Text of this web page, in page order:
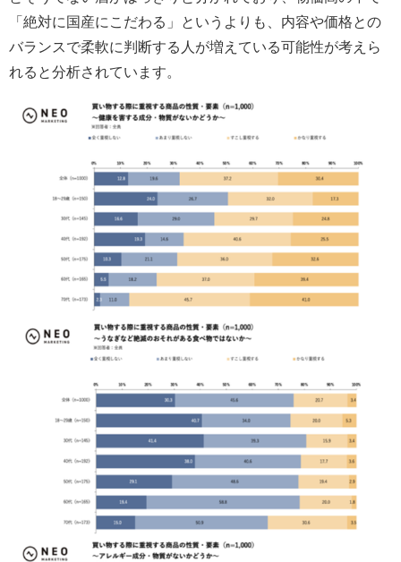
「絶対に国産にこだわる」というよりも、内容や価格との
バランスで柔軟に判断する人が増えている可能性が考えら
れると分析されています。